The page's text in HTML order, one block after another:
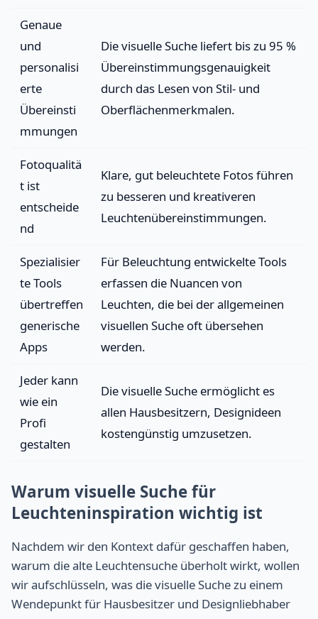
Genaue
und
personalisi
erte
Übereinsti
mmungen
Die visuelle Suche liefert bis zu 95 %
Übereinstimmungsgenauigkeit
durch das Lesen von Stil- und
Oberflächenmerkmalen.
Fotoqualitä
t ist
entscheide
nd
Klare, gut beleuchtete Fotos führen
zu besseren und kreativeren
Leuchtenübereinstimmungen.
Spezialisier
te Tools
übertreffen
generische
Apps
Für Beleuchtung entwickelte Tools
erfassen die Nuancen von
Leuchten, die bei der allgemeinen
visuellen Suche oft übersehen
werden.
Jeder kann
wie ein
Profi
gestalten
Die visuelle Suche ermöglicht es
allen Hausbesitzern, Designideen
kostengünstig umzusetzen.
Warum visuelle Suche für
Leuchteninspiration wichtig ist
Nachdem wir den Kontext dafür geschaffen haben,
warum die alte Leuchtensuche überholt wirkt, wollen
wir aufschlüsseln, was die visuelle Suche zu einem
Wendepunkt für Hausbesitzer und Designliebhaber